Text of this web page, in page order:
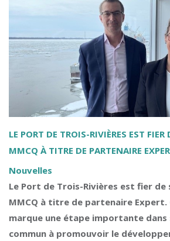
LE PORT DE TROIS-RIVIÈRES EST FIER
MMCQ À TITRE DE PARTENAIRE
Nouvelles
Le Port de Trois-Rivières est fier de
MMCQ à titre de partenaire
marque une étape importante dans
commun à promouvoir le